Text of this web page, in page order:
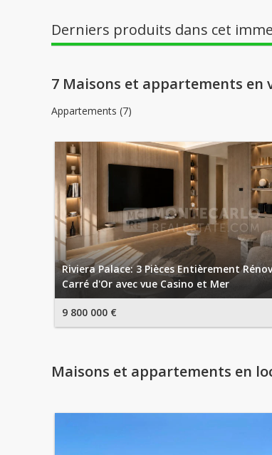
Derniers produits dans cet
7 Maisons et appartements en
Appartements (7)
Riviera Palace: 3 Pièces Entièrement
Carré d'Or avec vue Casino et Mer
9 800 000 €
Maisons et appartements en